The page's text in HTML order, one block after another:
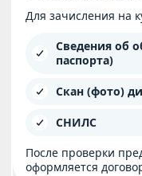
Для зачисления на
Сведения об
паспорта)
Скан (фото)
СНИЛС
После проверки
оформляется